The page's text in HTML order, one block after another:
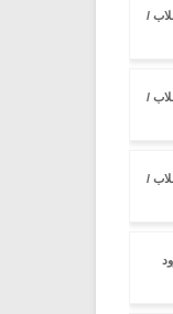
/
/
/